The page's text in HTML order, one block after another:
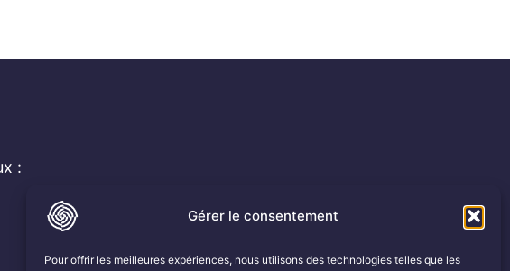
Gérer le consentement
Pour offrir les meilleures expériences, nous utilisons des technologies telles que les
: